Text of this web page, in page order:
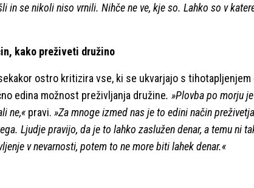
in se nikoli niso vrnili. Nihče ne ve, kje so. Lahko so v
kako preživeti družino
ostro kritizira vse, ki se ukvarjajo s tihotapljenjem
edina možnost preživljanja družine. »Plovba po morju
ne,« pravi. »Za mnoge izmed nas je to edini način
Ljudje pravijo, da je to lahko zaslužen denar, a temu ni
v nevarnosti, potem to ne more biti lahek denar.«